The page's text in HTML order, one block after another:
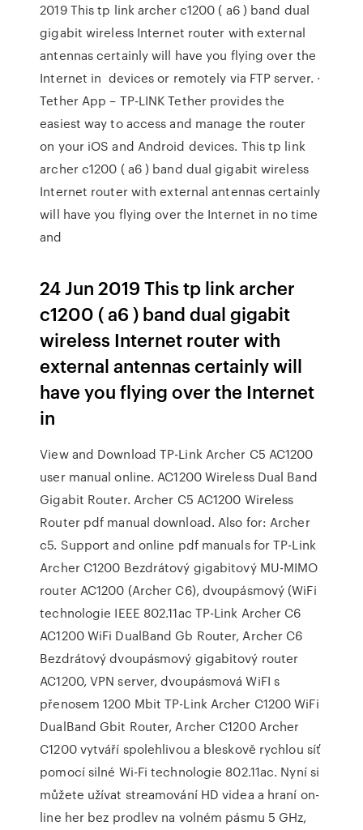
2019 This tp link archer c1200 ( a6 ) band dual
gigabit wireless Internet router with external
antennas certainly will have you flying over the
Internet in devices or remotely via FTP server. ·
Tether App – TP-LINK Tether provides the
easiest way to access and manage the router
on your iOS and Android devices. This tp link
archer c1200 ( a6 ) band dual gigabit wireless
Internet router with external antennas certainly
will have you flying over the Internet in no time
and
24 Jun 2019 This tp link archer
c1200 ( a6 ) band dual gigabit
wireless Internet router with
external antennas certainly will
have you flying over the Internet
in
View and Download TP-Link Archer C5 AC1200
user manual online. AC1200 Wireless Dual Band
Gigabit Router. Archer C5 AC1200 Wireless
Router pdf manual download. Also for: Archer
c5. Support and online pdf manuals for TP-Link
Archer C1200 Bezdrátový gigabitový MU-MIMO
router AC1200 (Archer C6), dvoupásmový (WiFi
technologie IEEE 802.11ac TP-Link Archer C6
AC1200 WiFi DualBand Gb Router, Archer C6
Bezdrátový dvoupásmový gigabitový router
AC1200, VPN server, dvoupásmová WiFI s
přenosem 1200 Mbit TP-Link Archer C1200 WiFi
DualBand Gbit Router, Archer C1200 Archer
C1200 vytváří spolehlivou a bleskově rychlou síť
pomocí silné Wi-Fi technologie 802.11ac. Nyní si
můžete užívat streamování HD videa a hraní on-
line her bez prodlev na volném pásmu 5 GHz,